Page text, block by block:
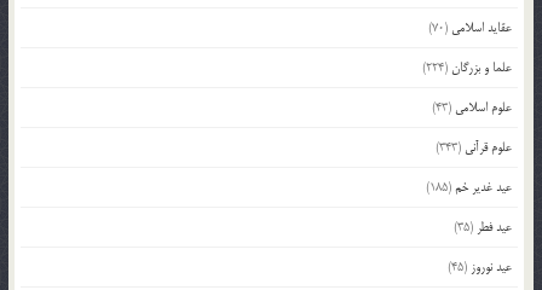
عقاید اسلامی (70)
علما و بزرگان(224)
علوم اسلامی (43)
علوم قرآنی (343)
عید غدیر خم(185)
عید فطر (35)
عید نوروز (45)